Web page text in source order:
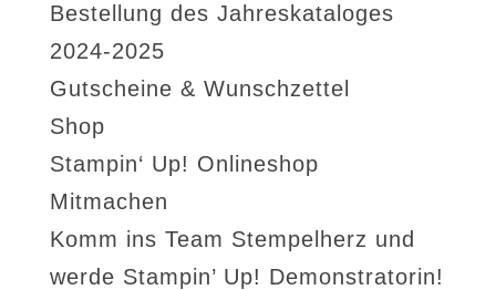
Bestellung des Jahreskataloges
2024-2025
Gutscheine & Wunschzettel
Shop
Stampin‘ Up! Onlineshop
Mitmachen
Komm ins Team Stempelherz und
werde Stampin’ Up! Demonstratorin!